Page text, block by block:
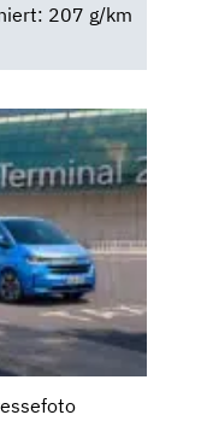
207 g/km